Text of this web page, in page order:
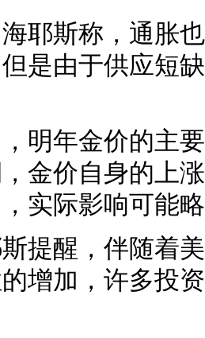
耶斯称，通胀
是由于供应短
明年金价的主
金价自身的上
实际影响可能
提醒，伴随着
增加，许多投